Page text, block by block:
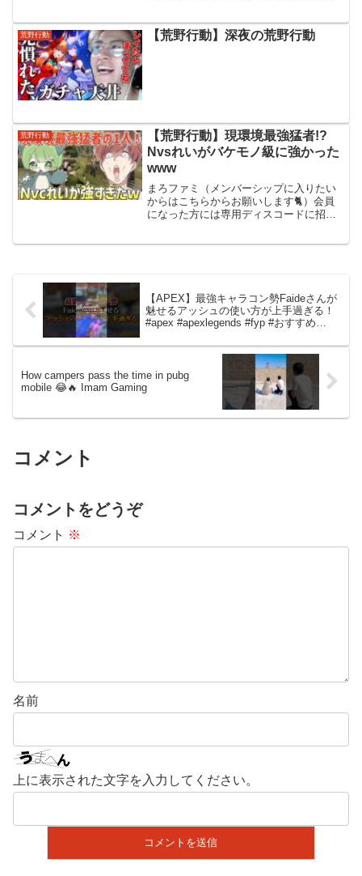
レターやプレゼントはこちら〒 10...
荒野行動 【荒野行動】深夜の荒野行動
荒野行動
【荒野行動】現環境最強猛者!?
Nvsれいがバケモノ級に強かった
www
まろファミ（メンバーシップに入りたい
からはこちらからお願いします🐈）会員
になった方には専用ディスコードに招待
【APEX】最強キャラコン勢Faideさんが
魅せるアッシュの使い方が上手過ぎる！
#apex #apexlegends #fyp #おすすめ
How campers pass the time in pubg
mobile 😂🔥 Imam Gaming
コメント
コメントをどうぞ
コメント ※
名前
上に表示された文字を入力してください。